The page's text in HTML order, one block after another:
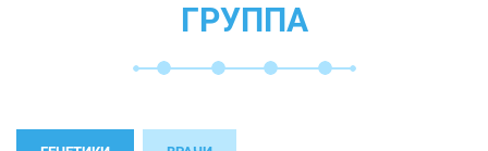
ГРУППА